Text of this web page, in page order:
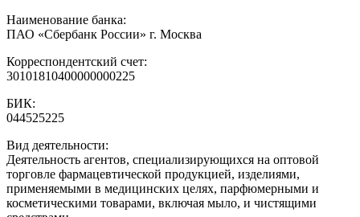
Наименование банка:
ПАО «Сбербанк России» г. Москва
Корреспондентский счет:
30101810400000000225
БИК:
044525225
Вид деятельности:
Деятельность агентов, специализирующихся на оптовой
торговле фармацевтической продукцией, изделиями,
применяемыми в медицинских целях, парфюмерными и
косметическими товарами, включая мыло, и чистящими